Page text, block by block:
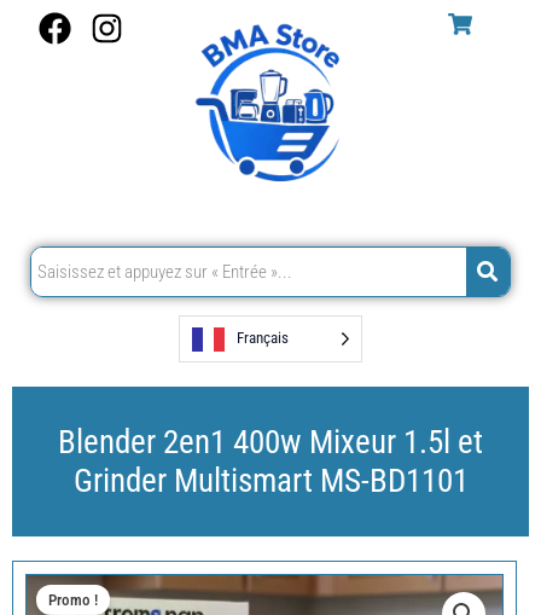
F
k
I
a
m
Français
Blender 2en1 400w Mixeur 1.5l et
Grinder Multismart MS-BD1101
Promo !